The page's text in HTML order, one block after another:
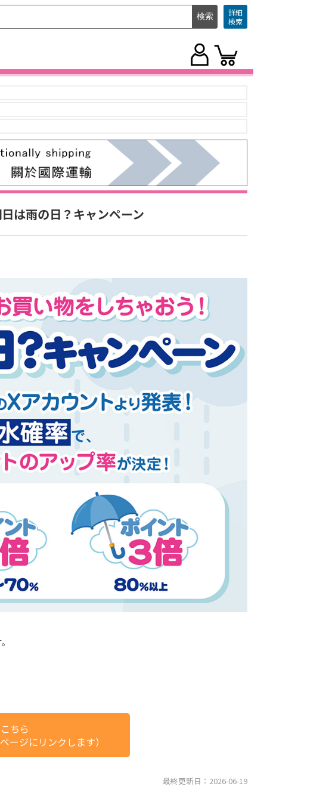
詳細
検索
は雨の日？キャンペーン
ちら
ージにリンクします）
最終更新日：2026-06-19